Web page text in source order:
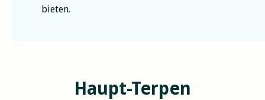
bieten.
Haupt-Terpen